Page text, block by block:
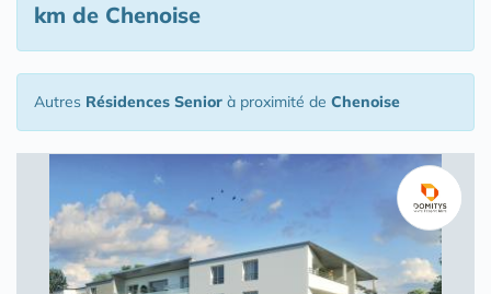
km de Chenoise
Autres Résidences Senior à proximité de Chenoise